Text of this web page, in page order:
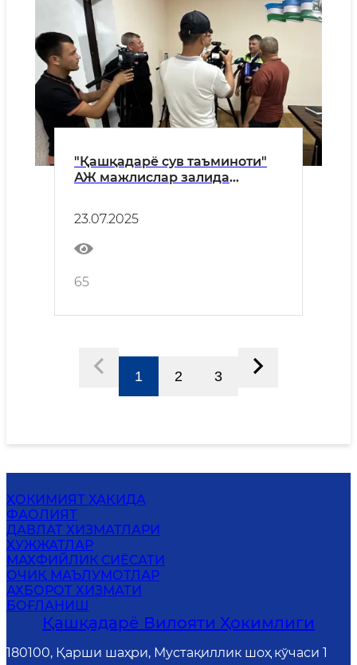
"Қашқадарё сув таъминоти"
АЖ мажлислар залида
анжумани ўтказилди
23.07.2025
65
1 2 3
ҲОКИМИЯТ ҲАҚИДА
ФАОЛИЯТ
ДАВЛАТ ХИЗМАТЛАРИ
ҲУЖЖАТЛАР
MАХФИЙЛИК СИЁСАТИ
ОЧИҚ МАЪЛУМОТЛАР
АХБОРОТ ХИЗМАТИ
БОҒЛАНИШ
Қашқадарё Вилояти Ҳокимлиги
180100, Қарши шаҳри, Мустақиллик шоҳ кўчаси 1